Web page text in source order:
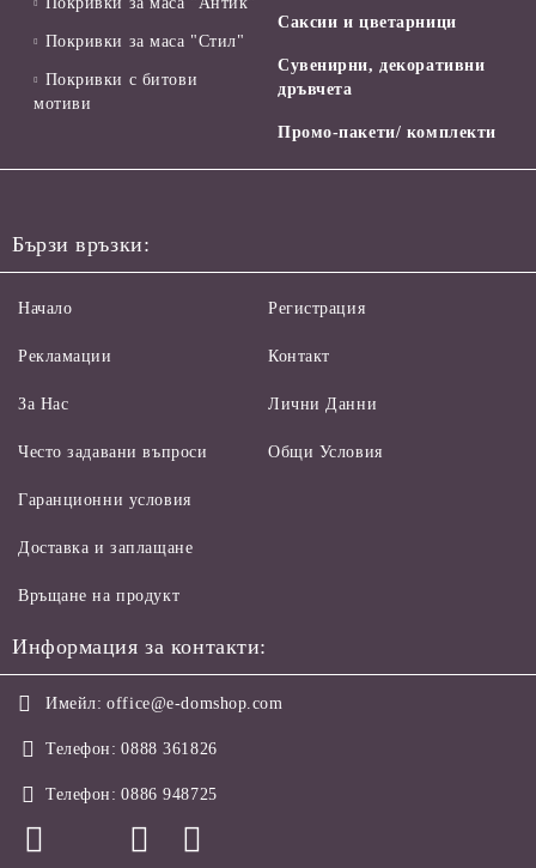
Покривки за маса "Стил"
Покривки с битови
мотиви
Саксии и цветарници
Сувенирни, декоративни
дръвчета
Промо-пакети/ комплекти
Бързи връзки:
Начало
Рекламации
За Нас
Често задавани въпроси
Регистрация
Контакт
Лични Данни
Общи Условия
Гаранционни условия
Доставка и заплащане
Връщане на продукт
Информация за контакти:
Имейл: office@e-domshop.com
Телефон: 0888 361826
Телефон: 0886 948725